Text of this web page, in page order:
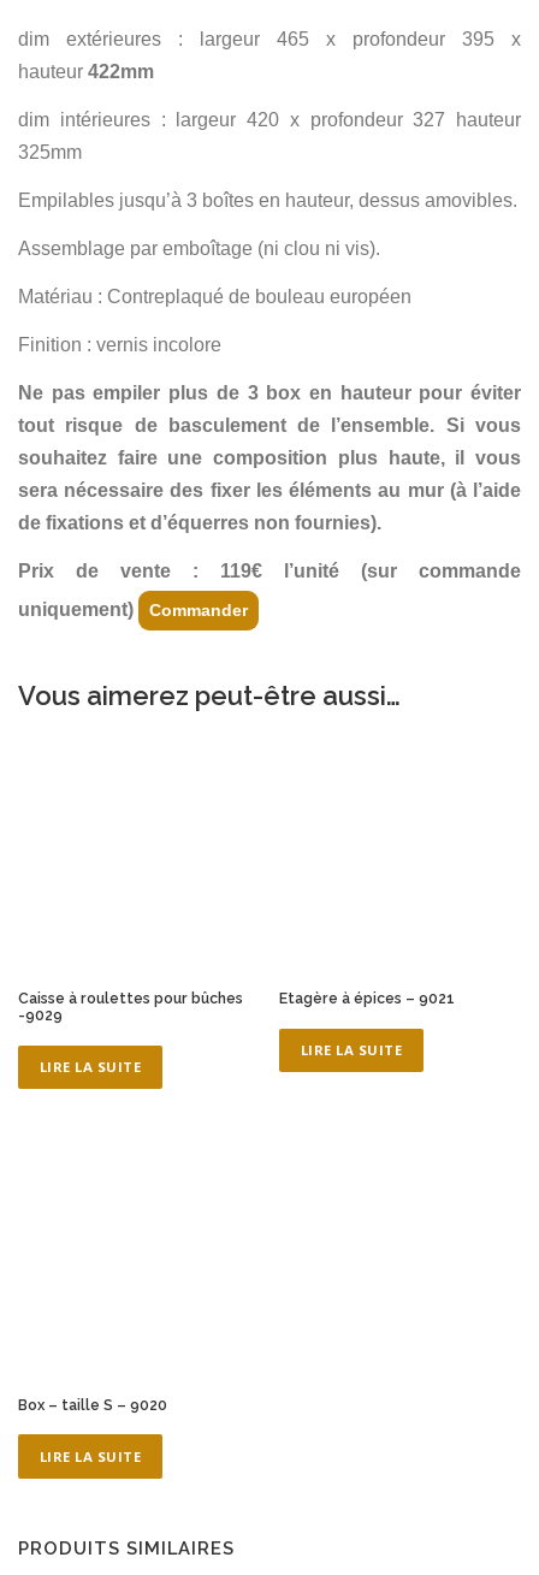
dim extérieures : largeur 465 x profondeur 395 x
hauteur 422mm
dim intérieures : largeur 420 x profondeur 327 hauteur
325mm
Empilables jusqu’à 3 boîtes en hauteur, dessus amovibles.
Assemblage par emboîtage (ni clou ni vis).
Matériau : Contreplaqué de bouleau européen
Finition : vernis incolore
Ne pas empiler plus de 3 box en hauteur pour éviter
tout risque de basculement de l’ensemble. Si vous
souhaitez faire une composition plus haute, il vous
sera nécessaire des fixer les éléments au mur (à l’aide
de fixations et d’équerres non fournies).
Prix de vente : 119€ l’unité (sur commande
uniquement)
Commander
Vous aimerez peut-être aussi…
Caisse à roulettes pour bûches
-9029
LIRE LA SUITE
Etagère à épices – 9021
LIRE LA SUITE
Box – taille S – 9020
LIRE LA SUITE
PRODUITS SIMILAIRES